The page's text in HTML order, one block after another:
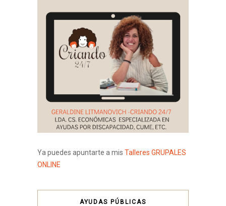
Ya puedes apuntarte a mis Talleres GRUPALES
ONLINE
AYUDAS PÚBLICAS